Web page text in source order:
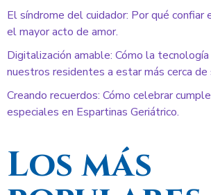
El síndrome del cuidador: Por qué confiar
el mayor acto de amor.
Digitalización amable: Cómo la
nuestros residentes a estar más cerca de
Creando recuerdos: Cómo celebrar
especiales en Espartinas Geriátrico.
Los más